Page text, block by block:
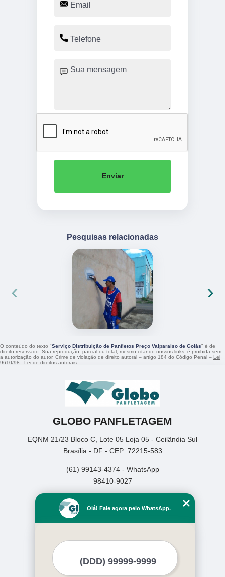
Enviar
Pesquisas relacionadas
‹ ›
O conteúdo do texto "Serviço Distribuição de Panfletos Preço Valparaíso de Goiás" é de
direito reservado. Sua reprodução, parcial ou total, mesmo citando nossos links, é proibida sem
a autorização do autor. Crime de violação de direito autoral – artigo 184 do Código Penal – Lei
9610/98 - Lei de direitos autorais.
GLOBO PANFLETAGEM
EQNM 21/23 Bloco C, Lote 05 Loja 05 - Ceilândia Sul
Brasília - DF - CEP: 72215-583
(61) 99143-4374 - WhatsApp
98410-9027
Empresa
Missão
Mapa do site
Olá! Fale agora pelo WhatsApp.